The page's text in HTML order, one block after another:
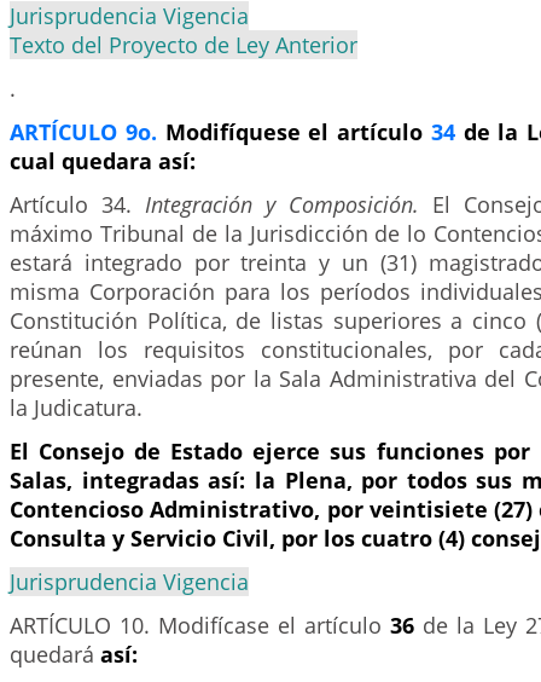
Jurisprudencia Vigencia
Texto del Proyecto de Ley Anterior
.
ARTÍCULO 9o. Modifíquese el artículo 34de la
cual quedara así:
Artículo 34. Integración y Composición. El
máximo Tribunal de la Jurisdicción de lo
estará integrado por treinta y un (31)
misma Corporación para los períodos
Constitución Política, de listas superiores a cinco
reúnan los requisitos constitucionales, por
presente, enviadas por la Sala Administrativa del
la Judicatura.
El Consejo de Estado ejerce sus funciones
Salas, integradas así: la Plena, por todos sus
Contencioso Administrativo, por veintisiete (27)
Consulta y Servicio Civil, por los cuatro (4)
Jurisprudencia Vigencia
ARTÍCULO 10. Modifícase el artículo 36 de la Ley
quedará así: